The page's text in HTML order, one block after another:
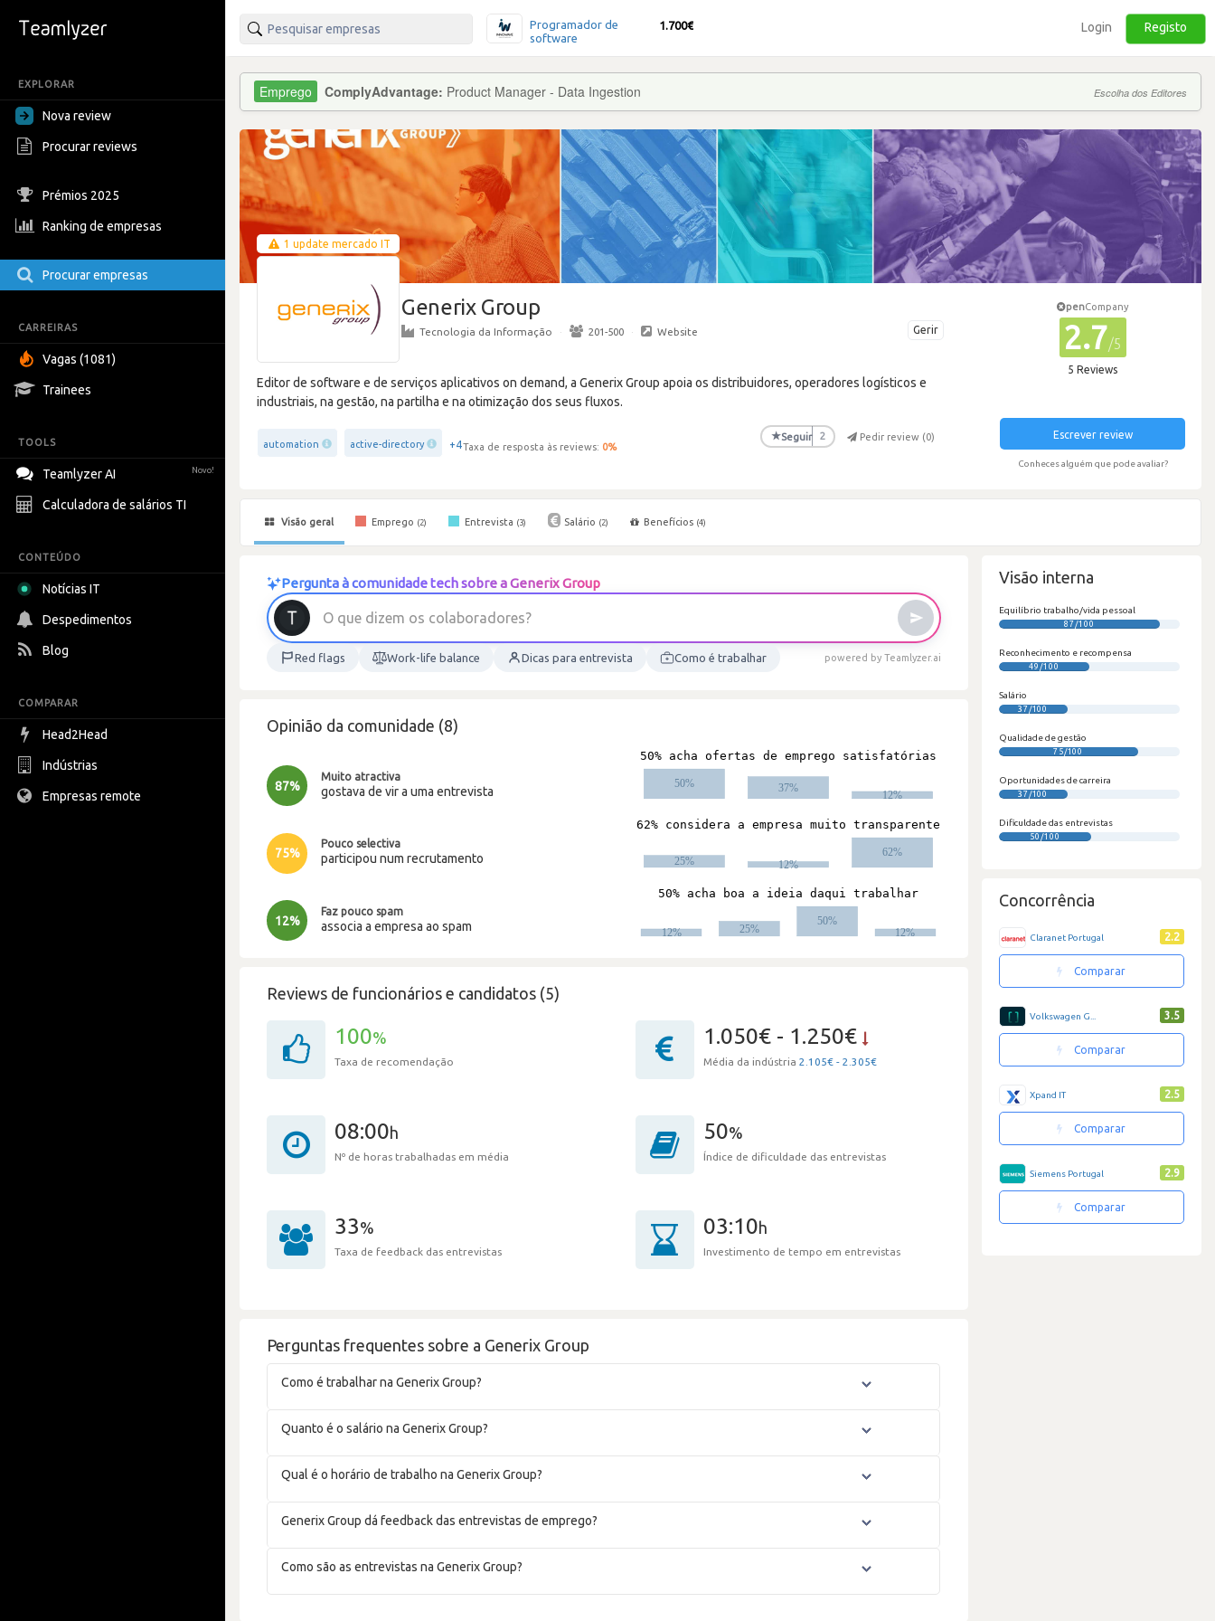
EXPLORAR
Nova review
Procurar reviews
Prémios 2025
Ranking de empresas
Procurar empresas
CARREIRAS
Vagas (1081)
Trainees
TOOLS
Teamlyzer AI Novo!
Calculadora de salários TI
CONTEÚDO
Notícias IT
Despedimentos
Blog
COMPARAR
Head2Head
Indústrias
Empresas remote
Programador de
software
1.700€ Login Registo
ComplyAdvantage: Product Manager - Data Ingestion Escolha dos Editores
1 update mercado IT
Generix Group
Gerir
Tecnologia da Informação · 201-500 · Website
Editor de software e de serviços aplicativos on demand, a Generix Group apoia os distribuidores, operadores logísticos e
industriais, na gestão, na partilha e na otimização dos seus fluxos.
automation active-directory +4Taxa de resposta às reviews: 0%
★Seguir 2 Pedir review (0)
penCompany
2.7/5
5 Reviews
Escrever review
Conheces alguém que pode avaliar?
Visão geral Emprego (2) Entrevista (3) Salário (2) Benefícios (4)
Pergunta à comunidade tech sobre a Generix Group
O que d izem os colaborad ores?
Red flags Work-life balance Dicas para entrevista Como é trabalhar powered by Teamlyzer.ai
Opinião da comunidade (8)
87%
Muito atractiva
gostava de vir a uma entrevista
75%
Pouco selectiva
participou num recrutamento
12%
Faz pouco spam
associa a empresa ao spam
Reviews de funcionários e candidatos (5)
100%
Taxa de recomendação
1.050€ - 1.250€
Média da indústria 2.105€ - 2.305€
08:00h
Nº de horas trabalhadas em média
50%
Índice de dificuldade das entrevistas
33%
Taxa de feedback das entrevistas
03:10h
Investimento de tempo em entrevistas
Perguntas frequentes sobre a Generix Group
Como é trabalhar na Generix Group?
Quanto é o salário na Generix Group?
Qual é o horário de trabalho na Generix Group?
Generix Group dá feedback das entrevistas de emprego?
Como são as entrevistas na Generix Group?
Visão interna
Equilíbrio trabalho/vida pessoal
87/100
Reconhecimento e recompensa
49/100
Salário
37/100
Qualidade de gestão
75/100
Oportunidades de carreira
37/100
Dificuldade das entrevistas
50/100
Concorrência
Claranet Portugal 2.2
Comparar
Volkswagen G... 3.5
Comparar
Xpand IT 2.5
Comparar
Siemens Portugal 2.9
Comparar